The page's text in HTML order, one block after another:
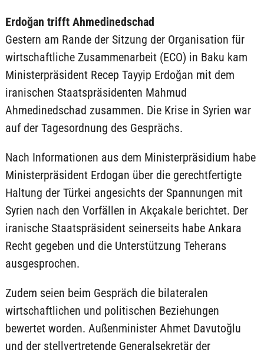
Erdoğan trifft Ahmedinedschad
Gestern am Rande der Sitzung der Organisation für
wirtschaftliche Zusammenarbeit (ECO) in Baku kam
Ministerpräsident Recep Tayyip Erdoğan mit dem
iranischen Staatspräsidenten Mahmud
Ahmedinedschad zusammen. Die Krise in Syrien war
auf der Tagesordnung des Gesprächs.
Nach Informationen aus dem Ministerpräsidium habe
Ministerpräsident Erdogan über die gerechtfertigte
Haltung der Türkei angesichts der Spannungen mit
Syrien nach den Vorfällen in Akçakale berichtet. Der
iranische Staatspräsident seinerseits habe Ankara
Recht gegeben und die Unterstützung Teherans
ausgesprochen.
Zudem seien beim Gespräch die bilateralen
wirtschaftlichen und politischen Beziehungen
bewertet worden. Außenminister Ahmet Davutoğlu
und der stellvertretende Generalsekretär der